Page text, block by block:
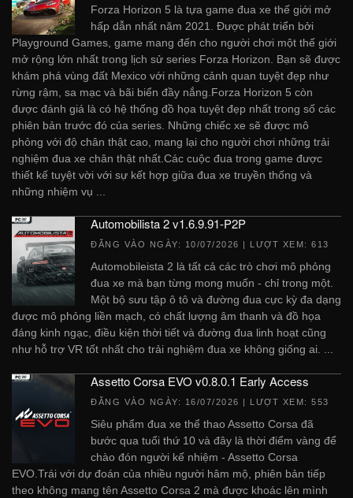
Forza Horizon 5 là tựa game đua xe thế giới mở
hấp dẫn nhất năm 2021. Được phát triển bởi
Playground Games, game mang đến cho người chơi một thế giới
mở rộng lớn nhất trong lịch sử series Forza Horizon. Bạn sẽ được
khám phá vùng đất Mexico với những cảnh quan tuyệt đẹp như
rừng rậm, sa mạc và bãi biển đầy nắng.Forza Horizon 5 còn
được đánh giá là có hệ thống đồ họa tuyệt đẹp nhất trong số các
phiên bản trước đó của series. Những chiếc xe sẽ được mô
phỏng với độ chân thật cao, mang lại cho người chơi những trải
nghiệm đua xe chân thật nhất.Các cuộc đua trong game được
thiết kế tuyệt vời với sự kết hợp giữa đua xe truyền thống và
những nhiệm vụ ...
Automobilista 2 v1.6.9.91-P2P
ĐĂNG VÀO NGÀY: 10/07/2026 | LƯỢT XEM: 613
Automobileista 2 là tất cả các trò chơi mô phỏng
đua xe mà bạn từng mong muốn - chỉ trong một.
Một bộ sưu tập ô tô và đường đua cực kỳ đa dạng
được mô phỏng liền mạch, có chất lượng âm thanh và đồ họa
đáng kinh ngạc, điều kiện thời tiết và đường đua linh hoạt cũng
như hỗ trợ VR tốt nhất cho trải nghiệm đua xe không giống ai. ...
Assetto Corsa EVO v0.8.0.1 Early Access
ĐĂNG VÀO NGÀY: 16/07/2026 | LƯỢT XEM: 553
Siêu phẩm đua xe thể thao Assetto Corsa đã
bước qua tuổi thứ 10 và đây là thời điểm vàng để
chào đón người kế nhiệm - Assetto Corsa
EVO.Trái với dự đoán của nhiều người hâm mộ, phiên bản tiếp
theo không mang tên Assetto Corsa 2 mà được khoác lên mình